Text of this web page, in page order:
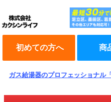
初めての方へ 商
ガス給湯器のプロフェッショナル